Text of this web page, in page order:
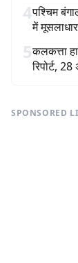
4पश्चिम
में
5कलकत्ता
रिपोर्ट,
SPONSORED